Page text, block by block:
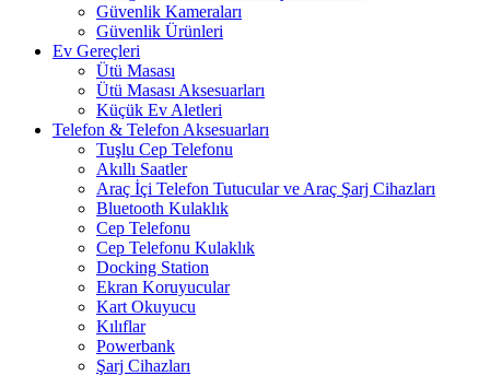
Güvenlik Kameraları
Güvenlik Ürünleri
Ev Gereçleri
Ütü Masası
Ütü Masası Aksesuarları
Küçük Ev Aletleri
Telefon & Telefon Aksesuarları
Tuşlu Cep Telefonu
Akıllı Saatler
Araç İçi Telefon Tutucular ve Araç Şarj Cihazları
Bluetooth Kulaklık
Cep Telefonu
Cep Telefonu Kulaklık
Docking Station
Ekran Koruyucular
Kart Okuyucu
Kılıflar
Powerbank
Şarj Cihazları